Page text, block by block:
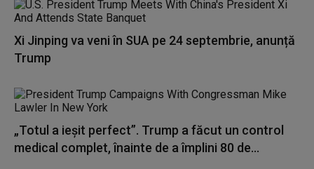
Xi Jinping va veni în SUA pe 24 septembrie, anunță
Trump
„Totul a ieşit perfect”. Trump a făcut un control
medical complet, înainte de a împlini 80 de...